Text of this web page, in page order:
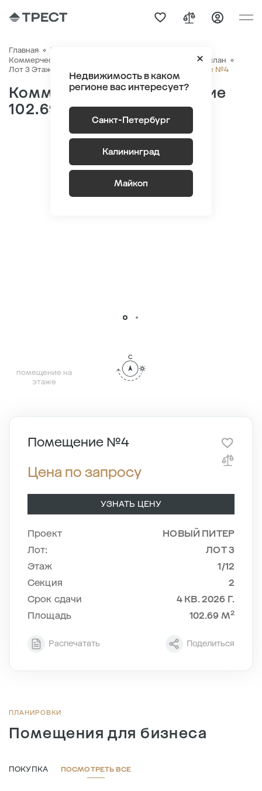
Недвижимость в каком
регионе вас интересует?
Санкт-Петербург
Калининград
Майкоп
Главная
Коммерческая недвижимость
Коммерческие помещения
Генплан
Лот 3 Этаж 1
Новый Питер Помещение №4
Коммерческое помещение
102.69 м2
помещение на
этаже
Помещение №4
Цена по запросу
УЗНАТЬ ЦЕНУ
Проект
НОВЫЙ ПИТЕР
Лот:
ЛОТ 3
Этаж
1/12
Cекция
2
Срок сдачи
4 КВ. 2026 Г.
Площадь
102.69 М2
Распечатать Поделиться
ПЛАНИРОВКИ
Помещения для бизнеса
ПОКУПКА ПОСМОТРЕТЬ ВСЕ